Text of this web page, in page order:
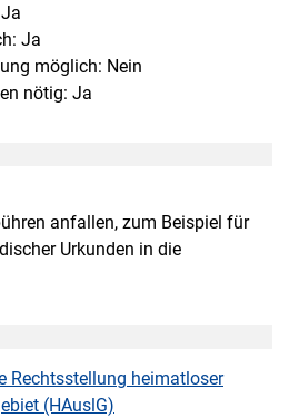
Ja
möglich: Nein
nötig: Ja
anfallen, zum Beispiel für
Urkunden in die
Rechtsstellung heimatloser
(HAuslG)